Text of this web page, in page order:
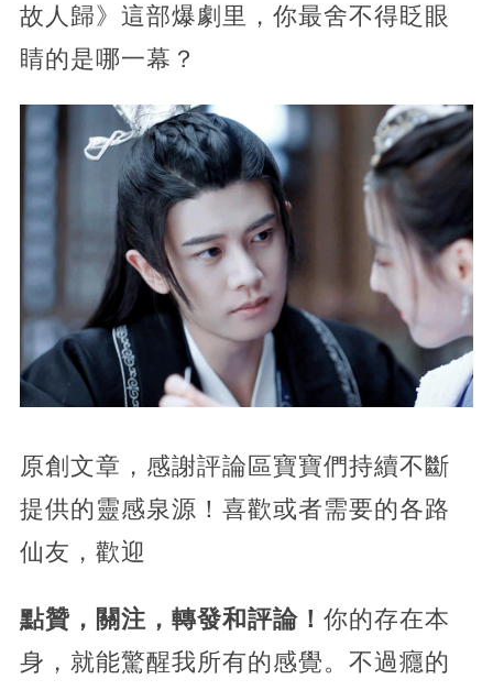
故人歸》這部爆劇里，你最舍不得眨眼
睛的是哪一幕？
原創文章，感謝評論區寶寶們持續不斷
提供的靈感泉源！喜歡或者需要的各路
仙友，歡迎
點贊，關注，轉發和評論！ 你的存在本
身，就能驚醒我所有的感覺。不過癮的